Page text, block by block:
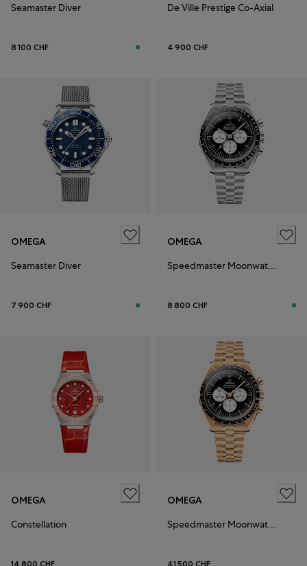
Seamaster Diver
8 100 CHF
De Ville Prestige Co-Axial
4 900 CHF
OMEGA
Seamaster Diver
7 900 CHF
OMEGA
Speedmaster Moonwatch Professional
8 800 CHF
OMEGA
Constellation
14 800 CHF
OMEGA
Speedmaster Moonwatch Professional
41 500 CHF